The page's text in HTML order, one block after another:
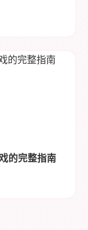
的完整指南